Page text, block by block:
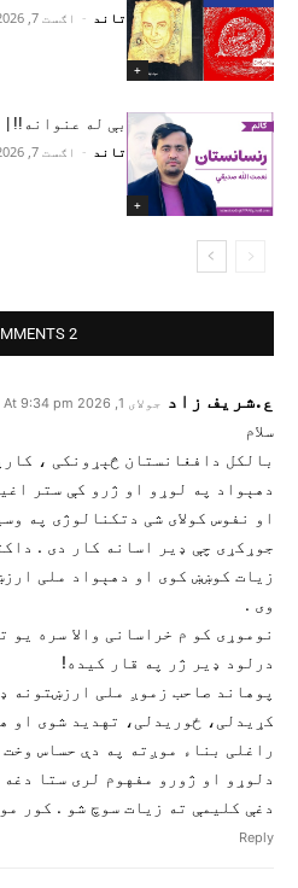
+
تاند - اګست 7, 2026
+
بې له عنوانه!!
تاند - اګست 7, 2026
2 COMMENTS
ع.شریف زاد جولای 1, 2026 At 9:34 pm
سلام
بالکل دافغانستان څېړونکی ،
دهېواد په لوړو او ژرو کې ستر
او نفوس کولای شی دتکنالوژی په
جوړکړی چې ډیر اسانه کار دی .
زیات کوښښ کوی او دهېواد ملی
وی .
نوموړی کو م خراسانی والا سره یو
درلود ډیر ژر په قار کیده!
پوهاند صاحب زموږ ملی ارزښتونه
کړیدلی، ځوریدلی، تهدید شوی او
راغلی بناء موږته په دې حساس
دلوړو او ژورو مفهوم لری ستا
دغې کلیمې ته زیات سوچ شو . کور
Reply